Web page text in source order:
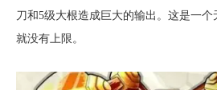
刀和5级大根造成巨大的输出。这是一
就没有上限。